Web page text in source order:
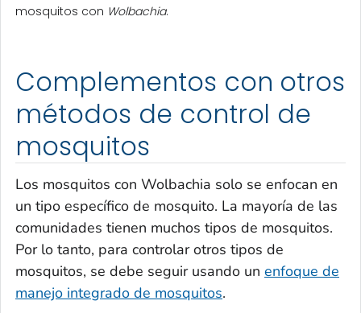
mosquitos con Wolbachia.
Complementos con otros
métodos de control de
mosquitos
Los mosquitos con Wolbachia solo se enfocan en
un tipo específico de mosquito. La mayoría de las
comunidades tienen muchos tipos de mosquitos.
Por lo tanto, para controlar otros tipos de
mosquitos, se debe seguir usando un enfoque de
manejo integrado de mosquitos.